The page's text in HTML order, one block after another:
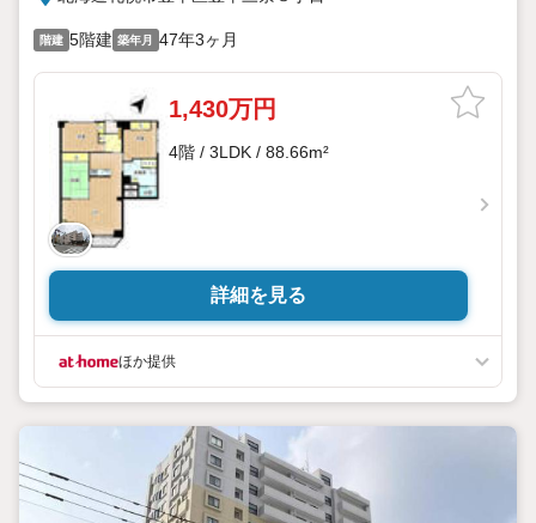
階建 5階建 築年月 47年3ヶ月
1,430万円
4階 / 3LDK / 88.66m²
詳細を見る
ほか提供